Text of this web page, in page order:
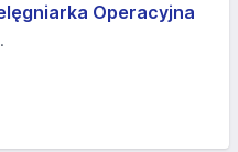
Operacyjna